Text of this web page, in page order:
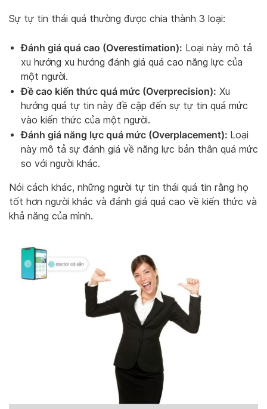
Sự tự tin thái quá thường được chia thành 3 loại:
Đánh giá quá cao (Overestimation): Loại này mô tả
xu hướng xu hướng đánh giá quá cao năng lực của
một người.
Đề cao kiến thức quá mức (Overprecision): Xu
hướng quá tự tin này đề cập đến sự tự tin quá mức
vào kiến ​​thức của một người.
Đánh giá năng lực quá mức (Overplacement): Loại
này mô tả sự đánh giá về năng lực bản thân quá mức
so với người khác.
Nói cách khác, những người tự tin thái quá tin rằng họ
tốt hơn người khác và đánh giá quá cao về kiến ​​thức và
khả năng của mình.